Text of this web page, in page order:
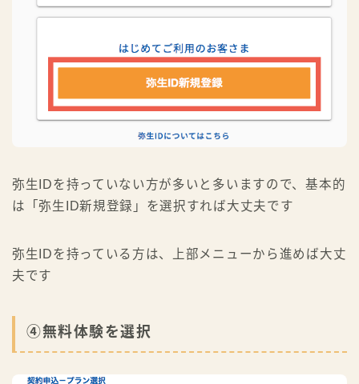
弥生IDを持っていない方が多いと多いますので、基本的
は「弥生ID新規登録」を選択すれば大丈夫です
弥生IDを持っている方は、上部メニューから進めば大丈
夫です
④無料体験を選択